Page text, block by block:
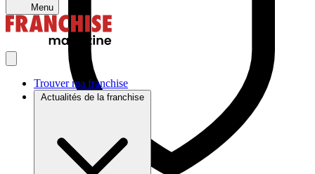
Menu
Trouver ma franchise
Actualités de la franchise